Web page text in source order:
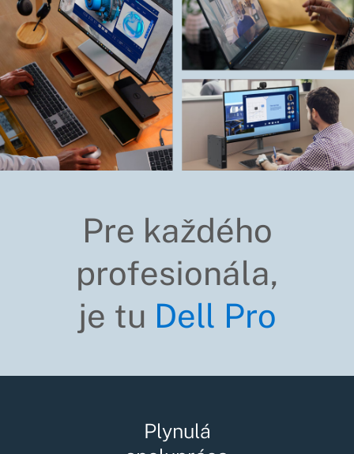
Pre každého
profesionála,
je tu Dell Pro
Plynulá